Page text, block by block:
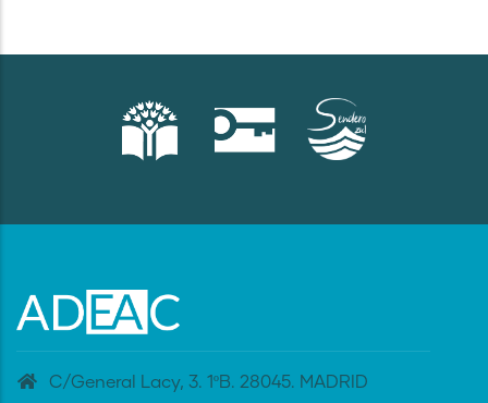
C/General Lacy, 3. 1ºB. 28045. MADRID